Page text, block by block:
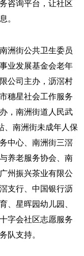
咨询平台，让社区
。
洲街公共卫生委员
业发展基金会老年
公司主办，沥滘村
穗星社会工作服务
，南洲街道人民武
、南洲街未成年人保
中心、南洲街三滘
养老服务协会、南
州振兴茶业有限公
支行、中国银行沥
、星晖园幼儿园、
字会社区志愿服务
队支持。